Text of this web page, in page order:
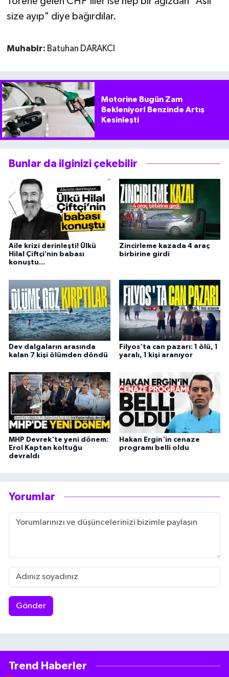
size ayıp" diye bağırdılar.
Muhabir: Batuhan DARAKCI
Motorine Bugün Zam
Bekleniyor! Benzinde Artış
Kesinleşti
Bunlar da ilginizi çekebilir
Aile krizi derinleşti! Ülkü
Hilal Çiftçi’nin babası
konuştu...
Zincirleme kazada 4 araç
birbirine girdi
Dev dalgaların arasında
kalan 7 kişi ölümden döndü
Filyos'ta can pazarı: 1 ölü, 1
yaralı, 1 kişi aranıyor
MHP Devrek'te yeni dönem:
Erol Kaptan koltuğu
devraldı
Hakan Ergin'in cenaze
programı belli oldu
Yorumlar
Gönder
Trend Haberler